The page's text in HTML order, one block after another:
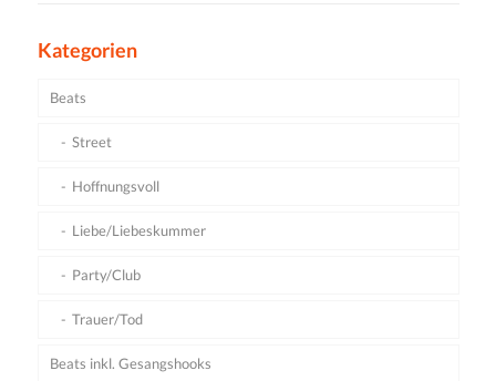
Kategorien
Beats
Street
Hoffnungsvoll
Liebe/Liebeskummer
Party/Club
Trauer/Tod
Beats inkl. Gesangshooks